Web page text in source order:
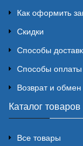
Как оформить
Скидки
Способы
Способы оплаты
Возврат и обмен
Каталог товаров
Все товары